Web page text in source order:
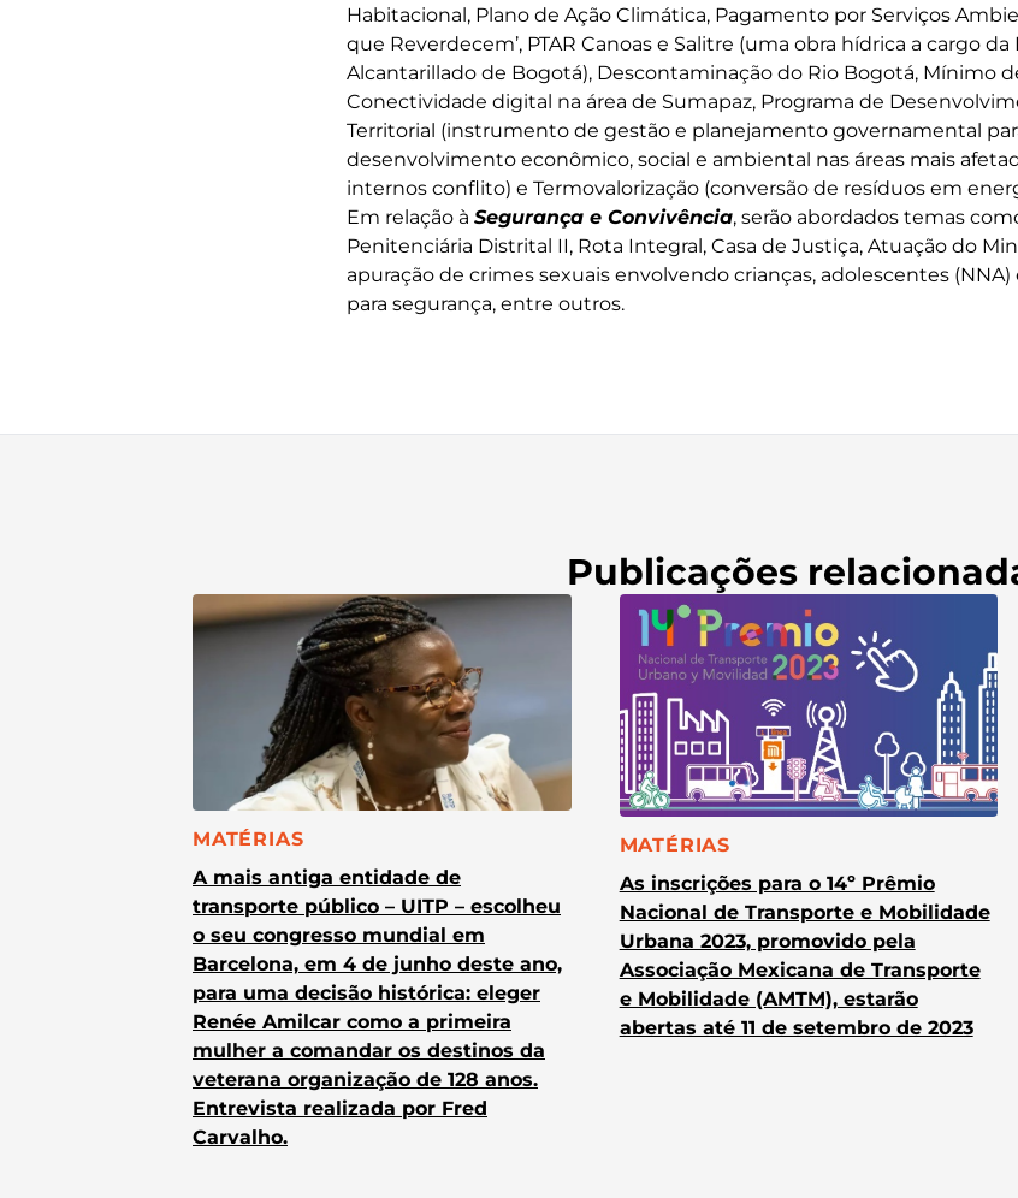
Habitacional, Plano de Ação Climática, Pagamento por Serviços
que Reverdecem’, PTAR Canoas e Salitre (uma obra hídrica a cargo
Alcantarillado de Bogotá), Descontaminação do Rio Bogotá, Mínimo
Conectividade digital na área de Sumapaz, Programa de
Territorial (instrumento de gestão e planejamento governamental
desenvolvimento econômico, social e ambiental nas áreas mais
internos conflito) e Termovalorização (conversão de resíduos em
Em relação à Segurança e Convivência, serão abordados temas
Penitenciária Distrital II, Rota Integral, Casa de Justiça, Atuação do
apuração de crimes sexuais envolvendo crianças, adolescentes
para segurança, entre outros.
Publicações
CATEGORIA:
MATÉRIAS
A mais antiga entidade de
transporte público – UITP – escolheu
o seu congresso mundial em
Barcelona, em 4 de junho deste ano,
para uma decisão histórica: eleger
Renée Amilcar como a primeira
mulher a comandar os destinos da
veterana organização de 128 anos.
Entrevista realizada por Fred
Carvalho.
CATEGORIA:
MATÉRIAS
As inscrições para o 14º Prêmio
Nacional de Transporte e Mobilidade
Urbana 2023, promovido pela
Associação Mexicana de Transporte
e Mobilidade (AMTM), estarão
abertas até 11 de setembro de 2023